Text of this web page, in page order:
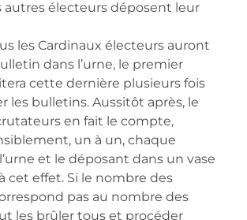
autres électeurs déposent leur
les Cardinaux électeurs auront
dans l’urne, le premier
cette dernière plusieurs fois
les bulletins. Aussitôt après, le
en fait le compte,
un à un, chaque
et le déposant dans un vase
cet effet. Si le nombre des
pas au nombre des
les brûler tous et procéder